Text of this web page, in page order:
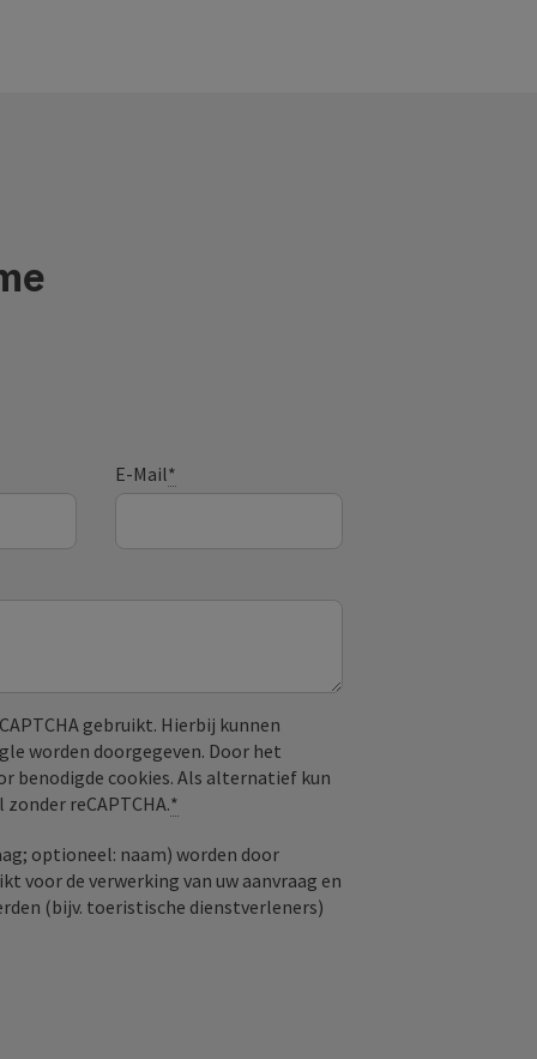
E-Mail*
gebruikt. Hierbij kunnen
worden doorgegeven. Door het
benodigde cookies. Als alternatief kun
reCAPTCHA.*
optioneel: naam) worden door
voor de verwerking van uw aanvraag en
(bijv. toeristische dienstverleners)